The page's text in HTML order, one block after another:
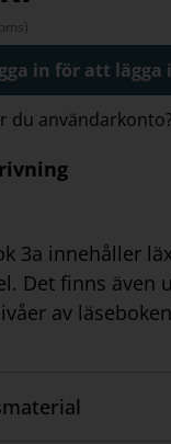
in för att lägga
du användarkonto?
3a innehåller
Det finns även
av